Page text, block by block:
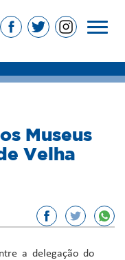
Museus
Velha
a delegação do